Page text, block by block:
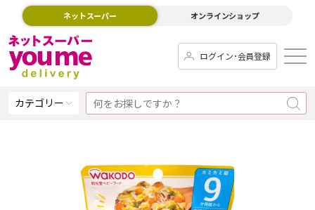
ネットスーパー オンラインショップ
ログイン･会員登録
カテゴリー